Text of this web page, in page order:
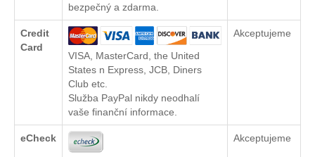
bezpečný a zdarma.
Credit
Card
VISA, MasterCard, the United
States n Express, JCB, Diners
Club etc.
Služba PayPal nikdy neodhalí
vaše finanční informace.
Akceptujeme
eCheck Akceptujeme